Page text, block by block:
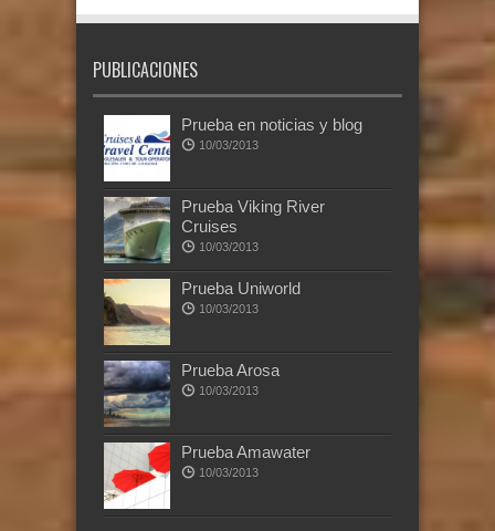
PUBLICACIONES
Prueba en noticias y blog
10/03/2013
Prueba Viking River
Cruises
10/03/2013
Prueba Uniworld
10/03/2013
Prueba Arosa
10/03/2013
Prueba Amawater
10/03/2013